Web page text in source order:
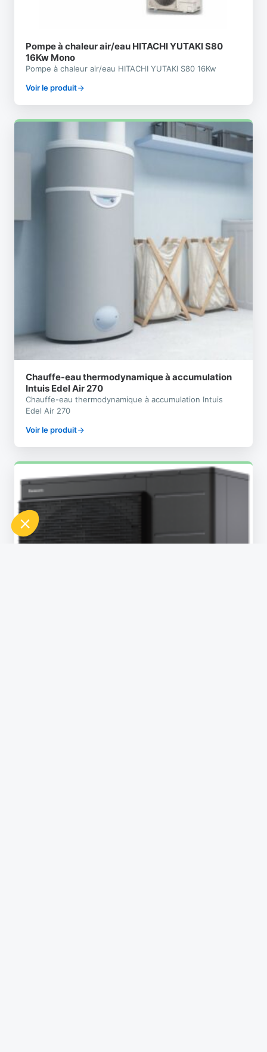
Pompe à chaleur air/eau HITACHI YUTAKI S80
16Kw Mono
Pompe à chaleur air/eau HITACHI YUTAKI S80 16Kw
Voir le produit
Chauffe-eau thermodynamique à accumulation
Intuis Edel Air 270
Chauffe-eau thermodynamique à accumulation Intuis
Edel Air 270
Voir le produit